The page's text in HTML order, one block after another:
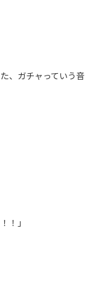
、ガチャっていう音
！」